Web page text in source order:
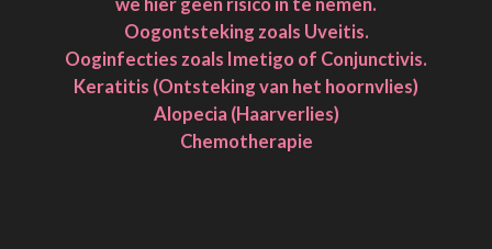
we hier geen risico in te nemen.
Oogontsteking zoals Uveitis.
Ooginfecties zoals Imetigo of Conjunctivis.
Keratitis (Ontsteking van het hoornvlies)
Alopecia (Haarverlies)
Chemotherapie